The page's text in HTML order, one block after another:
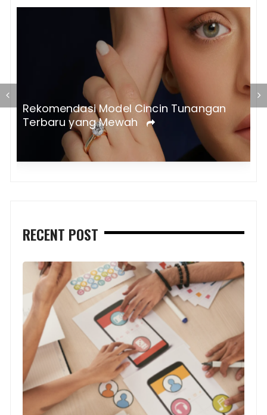
Rekomendasi Model Cincin Tunangan
Terbaru yang Mewah
RECENT POST